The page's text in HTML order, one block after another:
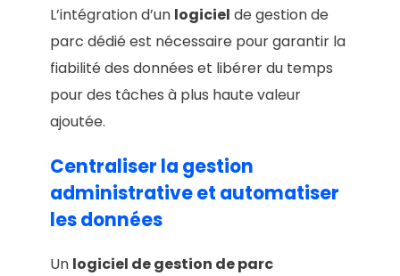
L’intégration d’un logiciel de gestion de
parc dédié est nécessaire pour garantir la
fiabilité des données et libérer du temps
pour des tâches à plus haute valeur
ajoutée.
Centraliser la gestion
administrative et automatiser
les données
Un logiciel de gestion de parc